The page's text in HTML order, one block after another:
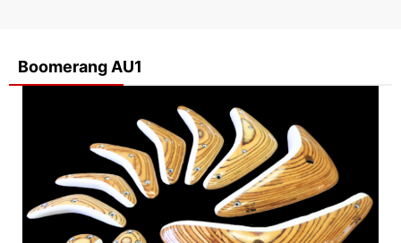
Boomerang AU1